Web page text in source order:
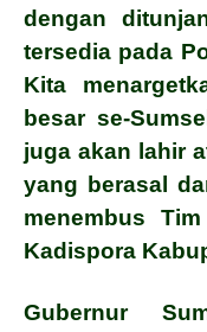
dengan
tersedia pada
Kita
besar se-
juga akan lahir
yang berasal
menembus
Kadispora
Gubernur